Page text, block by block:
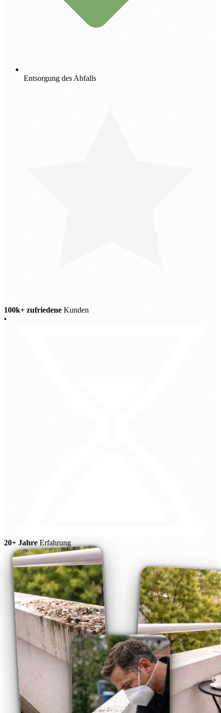
Entsorgung des Abfalls
100k+ zufriedene Kunden
•
20+ Jahre Erfahrung